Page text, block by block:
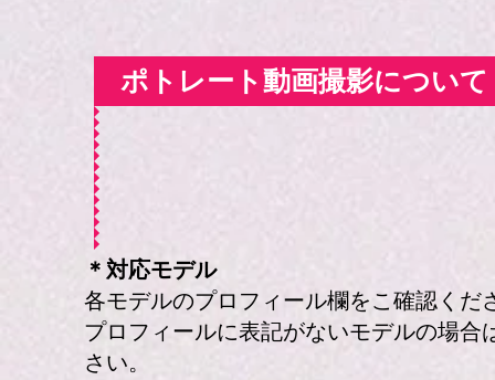
ポトレート動画撮影について
＊対応モデル
各モデルのプロフィール欄をこ確認くだ
プロフィールに表記がないモデルの場
さい。